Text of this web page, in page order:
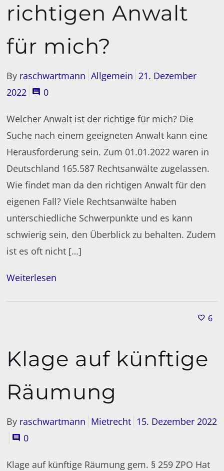
richtigen Anwalt
für mich?
By raschwartmann Allgemein 21. Dezember
2022
0
Welcher Anwalt ist der richtige für mich? Die
Suche nach einem geeigneten Anwalt kann eine
Herausforderung sein. Zum 01.01.2022 waren in
Deutschland 165.587 Rechtsanwälte zugelassen.
Wie findet man da den richtigen Anwalt für den
eigenen Fall? Viele Rechtsanwälte haben
unterschiedliche Schwerpunkte und es kann
schwierig sein, den Überblick zu behalten. Zudem
ist es oft nicht […]
Weiterlesen
6
Klage auf künftige
Räumung
By raschwartmann Mietrecht 15. Dezember 2022
0
Klage auf künftige Räumung gem. § 259 ZPO Hat